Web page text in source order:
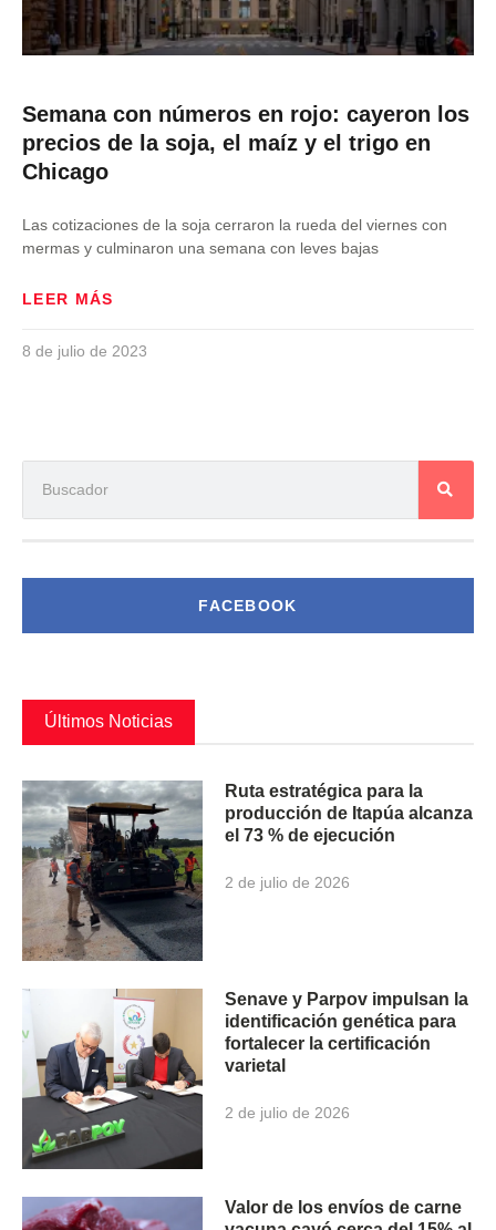
Semana con números en rojo: cayeron los
precios de la soja, el maíz y el trigo en
Chicago
Las cotizaciones de la soja cerraron la rueda del viernes con
mermas y culminaron una semana con leves bajas
LEER MÁS
8 de julio de 2023
FACEBOOK
Últimos Noticias
Ruta estratégica para la
producción de Itapúa alcanza
el 73 % de ejecución
2 de julio de 2026
Senave y Parpov impulsan la
identificación genética para
fortalecer la certificación
varietal
2 de julio de 2026
Valor de los envíos de carne